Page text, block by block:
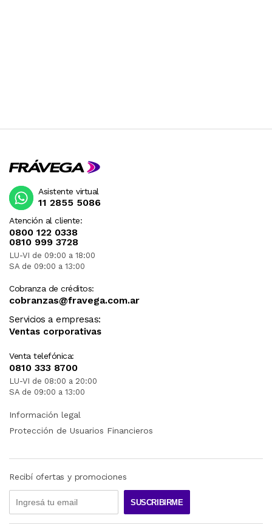
Atención al cliente:
0800 122 0338
0810 999 3728
LU-VI de 09:00 a 18:00
SA de 09:00 a 13:00
Cobranza de créditos:
cobranzas@fravega.com.ar
Servicios a empresas:
Ventas corporativas
Venta telefónica:
0810 333 8700
LU-VI de 08:00 a 20:00
SA de 09:00 a 13:00
Asistente virtual
11 2855 5086
Información legal
Protección de Usuarios Financieros
Recibí ofertas y promociones
SUSCRIBIRME